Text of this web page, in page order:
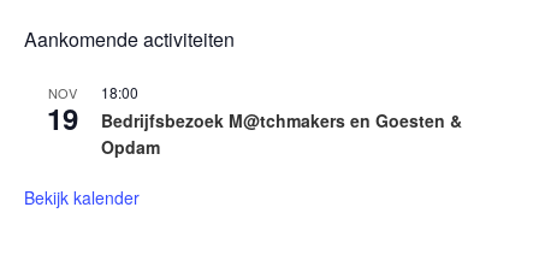
Aankomende activiteiten
NOV
19
18:00
Bedrijfsbezoek M@tchmakers en Goesten &
Opdam
Bekijk kalender